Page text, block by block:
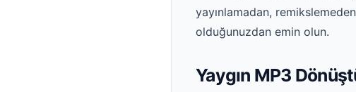
yayınlamadan,
olduğunuzdan emin olun.
Yaygın MP3